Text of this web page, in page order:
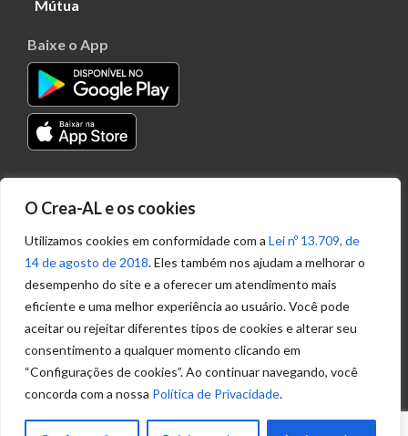
O Crea-AL e os cookies
Utilizamos cookies em conformidade com a Lei nº 13.709, de
14 de agosto de 2018. Eles também nos ajudam a melhorar o
desempenho do site e a oferecer um atendimento mais
eficiente e uma melhor experiência ao usuário. Você pode
aceitar ou rejeitar diferentes tipos de cookies e alterar seu
consentimento a qualquer momento clicando em
“Configurações de cookies”. Ao continuar navegando, você
concorda com a nossa Política de Privacidade.
Mútua
Baixe o App
Transparência
Portal
Acesso à
Informação
Política de
Privacidade de
Ouvidoria
(82) 2123 0864
ouvidoria@crea-al.org.br